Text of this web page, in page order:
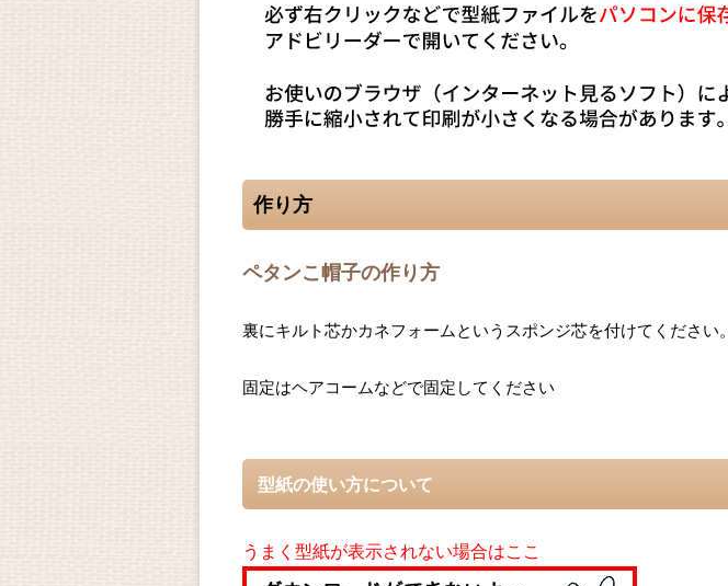
作り方
ペタンこ帽子の作り方
裏にキルト芯かカネフォームというスポンジ芯を付けてください。
固定はヘアコームなどで固定してください
型紙の使い方について
うまく型紙が表示されない場合はここ